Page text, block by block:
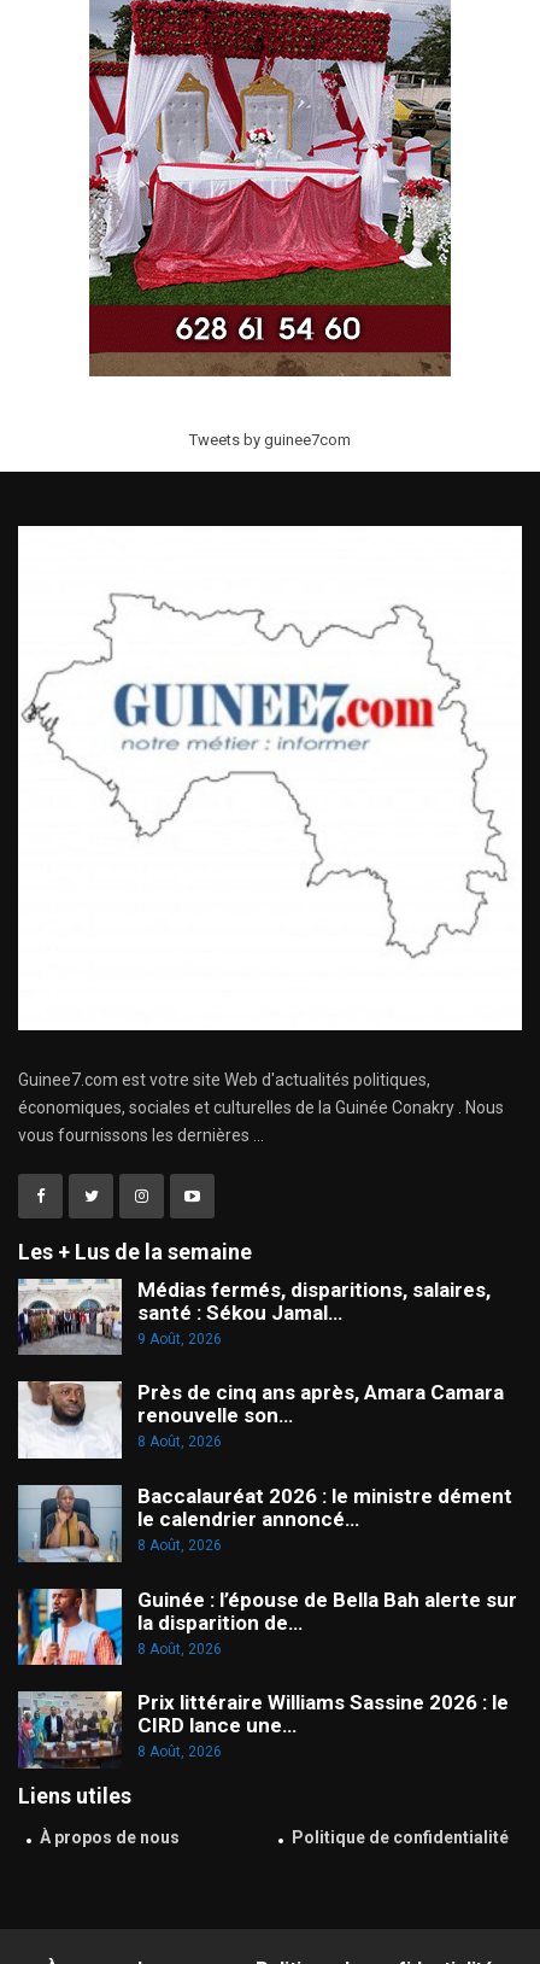
Tweets by guinee7com
Guinee7.com est votre site Web d'actualités politiques,
économiques, sociales et culturelles de la Guinée Conakry . Nous
vous fournissons les dernières ...
Les + Lus de la semaine
Médias fermés, disparitions, salaires,
santé : Sékou Jamal…
9 Août, 2026
Près de cinq ans après, Amara Camara
renouvelle son…
8 Août, 2026
Baccalauréat 2026 : le ministre dément
le calendrier annoncé…
8 Août, 2026
Guinée : l’épouse de Bella Bah alerte sur
la disparition de…
8 Août, 2026
Prix littéraire Williams Sassine 2026 : le
CIRD lance une…
8 Août, 2026
Liens utiles
À propos de nous Politique de confidentialité